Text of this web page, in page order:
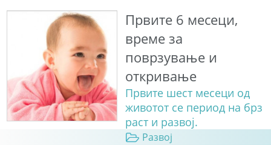
Првите 6 месеци,
време за
поврзување и
откривање
Првите шест месеци од
животот се период на брз
раст и развој.
Развој